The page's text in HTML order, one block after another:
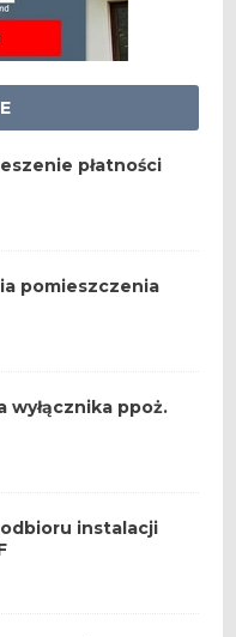
płatności
pomieszczenia
wyłącznika ppoż.
instalacji